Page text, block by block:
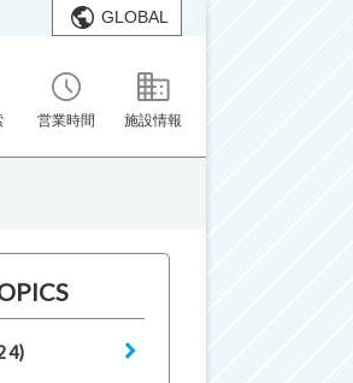
GLOBAL
営業時間 施設情報